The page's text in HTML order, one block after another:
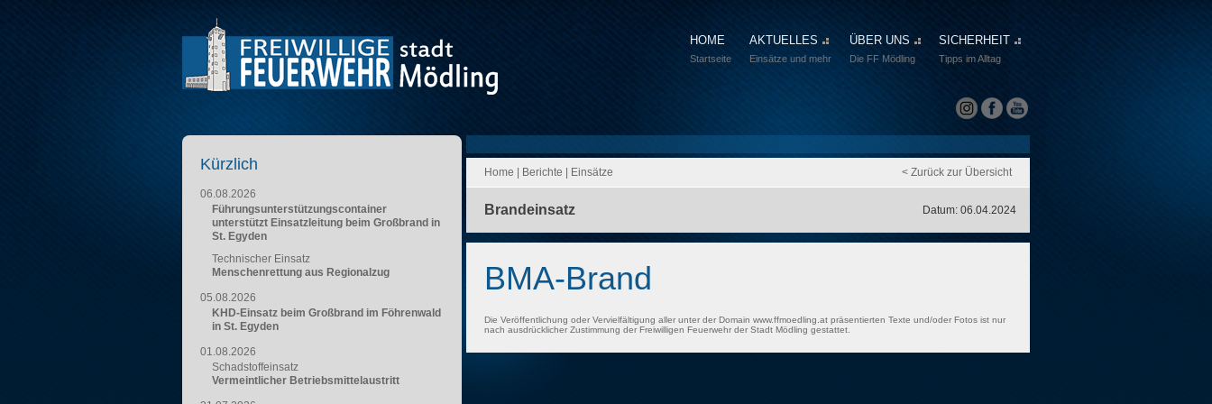
HOME
Startseite
AKTUELLES
Einsätze und mehr
ÜBER UNS
Die FF Mödling
SICHERHEIT
Tipps im Alltag
Home Berichte Einsätze < Zurück zur Übersicht
Brandeinsatz Datum: 06.04.2024
BMA-Brand
Die Veröffentlichung oder Vervielfältigung aller unter der Domain www.ffmoedling.at präsentierten Texte und/oder Fotos ist nur
nach ausdrücklicher Zustimmung der Freiwilligen Feuerwehr der Stadt Mödling gestattet.
Kürzlich
06.08.2026
Führungsunterstützungscontainer
unterstützt Einsatzleitung beim Großbrand in
St. Egyden
Technischer Einsatz
Menschenrettung aus Regionalzug
05.08.2026
KHD-Einsatz beim Großbrand im Föhrenwald
in St. Egyden
01.08.2026
Schadstoffeinsatz
Vermeintlicher Betriebsmittelaustritt